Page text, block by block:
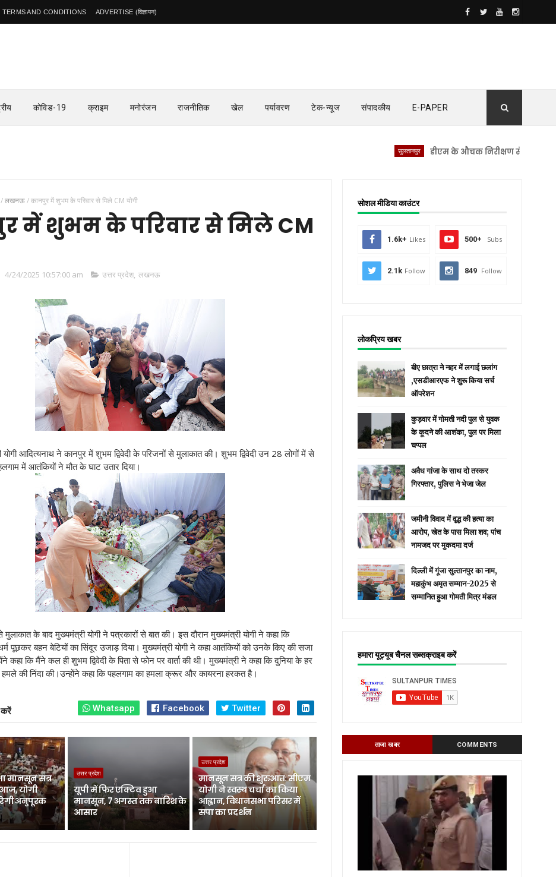
TERMS AND CONDITIONS ADVERTISE (विज्ञापन)
कोविड-19 क्राइम मनोरंजन राजनीतिक खेल पर्यावरण टेक-न्यूज संपादकीय E-PAPER
डीएम के औचक निरीक्षण से सीएचसी लंभुआ
/लखनऊ/कानपुर में शुभम के परिवार से मिले CM योगी
में शुभम के परिवार से मिले CM
4/24/2025 10:57:00 am उत्तर प्रदेश, लखनऊ
योगी आदित्यनाथने कानपुर में शुभम द्विवेदी के परिजनों से मुलाकात की। शुभम द्विवेदी उन 28 लोगों में से
में आतंकियों ने मौत के घाट उतार दिया।
के बाद मुख्यमंत्री योगी ने पत्रकारों से बात की। इस दौरान मुख्यमंत्री योगी ने कहा कि
पूछकर बहन बेटियों का सिंदूर उजाड़ दिया। मुख्यमंत्री योगीने कहा आतंकियों को उनके किए की सजा
कहा कि मैंने कल ही शुभम द्विवेदी के पिता से फोन पर वार्ता की थी। मुख्यमंत्रीने कहा कि दुनिया के हर
की निंदा की।उन्होंने कहा कि पहलगाम का हमला क्रूर और कायरना हरकत है।
Whatsapp Facebook Twitter
मानसून सत्र
योगी
अनुपूरक
उत्तर प्रदेश
यूपी में फिर एक्टिव हुआ
मानसून, 7 अगस्त तक बारिश के
आसार
उत्तर प्रदेश
मानसून सत्र की शुरुआत: सीएम
योगी ने स्वस्थ चर्चा का किया
आह्वान, विधानसभा परिसर में
सपा का प्रदर्शन
सोशल मीडिया काउंटर
1.6k+ Likes 500+ Subs
2.1k Follow 849 Follow
लोकप्रिय खबर
बीए छात्रा ने नहर में लगाई छलांग
,एसडीआरएफ ने शुरू किया सर्च
ऑपरेशन
कुड़वार में गोमती नदी पुल से युवक
के कूदने की आशंका, पुल पर मिला
चप्पल
अवैध गांजा के साथ दो तस्कर
गिरफ्तार, पुलिस ने भेजा जेल
जमीनी विवाद में वृद्ध की हत्या का
आरोप, खेत के पास मिला शव; पांच
नामजद पर मुकदमा दर्ज
दिल्ली में गूंजा सुल्तानपुर का नाम,
महाकुंभ अमृत सम्मान-2025 से
सम्मानित हुआ गोमती मित्र मंडल
हमारा यूट्यूब चैनल सब्सक्राइब करें
ताजा खबर COMMENTS